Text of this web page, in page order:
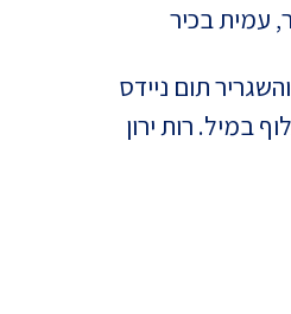
עמית בכיר
תום ניידס
במיל. רות ירון